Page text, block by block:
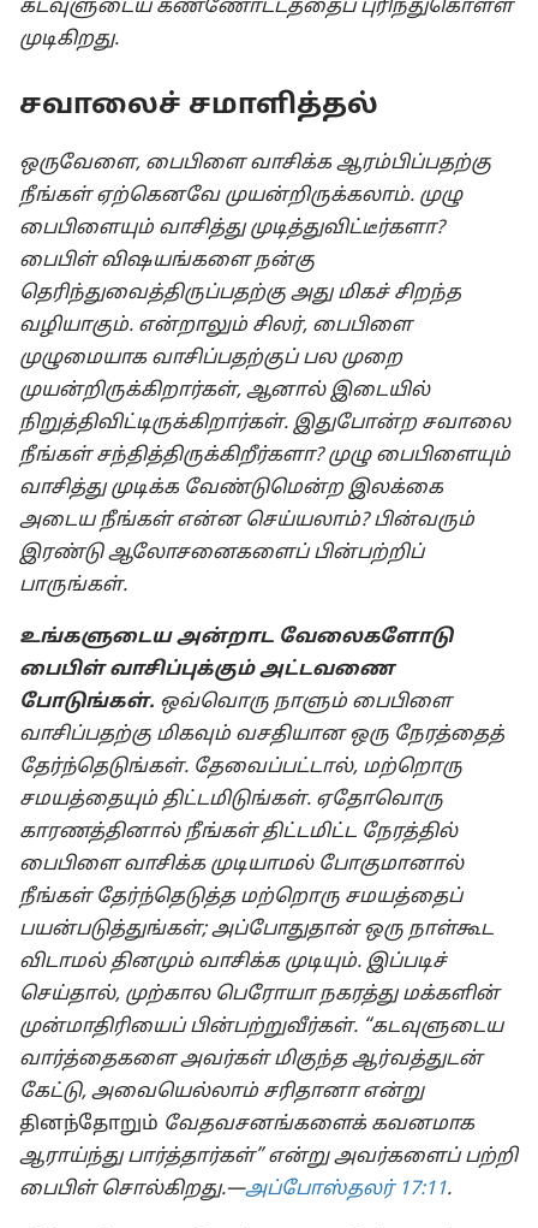
கடவுளுடைய கண்ணோட்டத்தைப் புரிந்துகொள்ள
முடிகிறது.
சவாலைச் சமாளித்தல்
ஒருவேளை, பைபிளை வாசிக்க ஆரம்பிப்பதற்கு
நீங்கள் ஏற்கெனவே முயன்றிருக்கலாம். முழு
பைபிளையும் வாசித்து முடித்துவிட்டீர்களா?
பைபிள் விஷயங்களை நன்கு
தெரிந்துவைத்திருப்பதற்கு அது மிகச் சிறந்த
வழியாகும். என்றாலும் சிலர், பைபிளை
முழுமையாக வாசிப்பதற்குப் பல முறை
முயன்றிருக்கிறார்கள், ஆனால் இடையில்
நிறுத்திவிட்டிருக்கிறார்கள். இதுபோன்ற சவாலை
நீங்கள் சந்தித்திருக்கிறீர்களா? முழு பைபிளையும்
வாசித்து முடிக்க வேண்டுமென்ற இலக்கை
அடைய நீங்கள் என்ன செய்யலாம்? பின்வரும்
இரண்டு ஆலோசனைகளைப் பின்பற்றிப்
பாருங்கள்.
உங்களுடைய அன்றாட வேலைகளோடு
பைபிள் வாசிப்புக்கும் அட்டவணை
போடுங்கள். ஒவ்வொரு நாளும் பைபிளை
வாசிப்பதற்கு மிகவும் வசதியான ஒரு நேரத்தைத்
தேர்ந்தெடுங்கள். தேவைப்பட்டால், மற்றொரு
சமயத்தையும் திட்டமிடுங்கள். ஏதோவொரு
காரணத்தினால் நீங்கள் திட்டமிட்ட நேரத்தில்
பைபிளை வாசிக்க முடியாமல் போகுமானால்
நீங்கள் தேர்ந்தெடுத்த மற்றொரு சமயத்தைப்
பயன்படுத்துங்கள்; அப்போதுதான் ஒரு நாள்கூட
விடாமல் தினமும் வாசிக்க முடியும். இப்படிச்
செய்தால், முற்கால பெரோயா நகரத்து மக்களின்
முன்மாதிரியைப் பின்பற்றுவீர்கள். “கடவுளுடைய
வார்த்தைகளை அவர்கள் மிகுந்த ஆர்வத்துடன்
கேட்டு, அவையெல்லாம் சரிதானா என்று
தினந்தோறும் வேதவசனங்களைக் கவனமாக
ஆராய்ந்து பார்த்தார்கள்” என்று அவர்களைப் பற்றி
பைபிள் சொல்கிறது.—அப்போஸ்தலர் 17:11.